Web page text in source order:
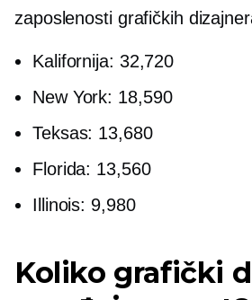
zaposlenosti grafičkih
Kalifornija: 32,720
New York: 18,590
Teksas: 13,680
Florida: 13,560
Illinois: 9,980
Koliko grafički